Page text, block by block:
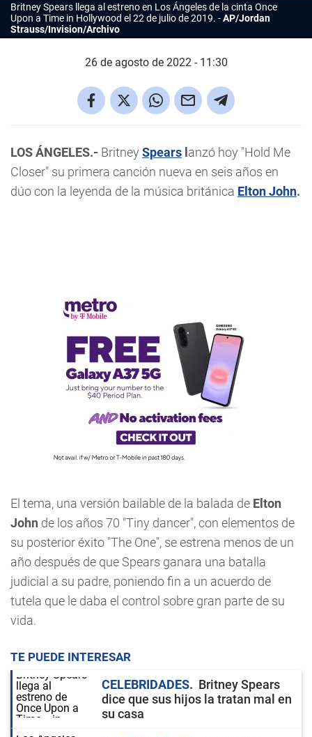
Britney Spears llega al estreno en Los Ángeles de la cinta Once
Upon a Time in Hollywood el 22 de julio de 2019.
AP/Jordan
Strauss/Invision/Archivo
26 de agosto de 2022 - 11:30
LOS ÁNGELES.- Britney Spears anzó hoy "Hold Me
Closer" su primera canción nueva en seis años en
dúo con la leyenda de la música británica Elton John.
El tema, una versión bailable de la balada de Elton
John de los años 70 "Tiny dancer", con elementos de
su posterior éxito "The One", se estrena menos de un
año después de que Spears ganara una batalla
judicial a su padre, poniendo fin a un acuerdo de
tutela que le daba el control sobre gran parte de su
vida.
TE PUEDE INTERESAR
CELEBRIDADES
Britney Spears
dice que sus hijos la tratan mal en
su casa